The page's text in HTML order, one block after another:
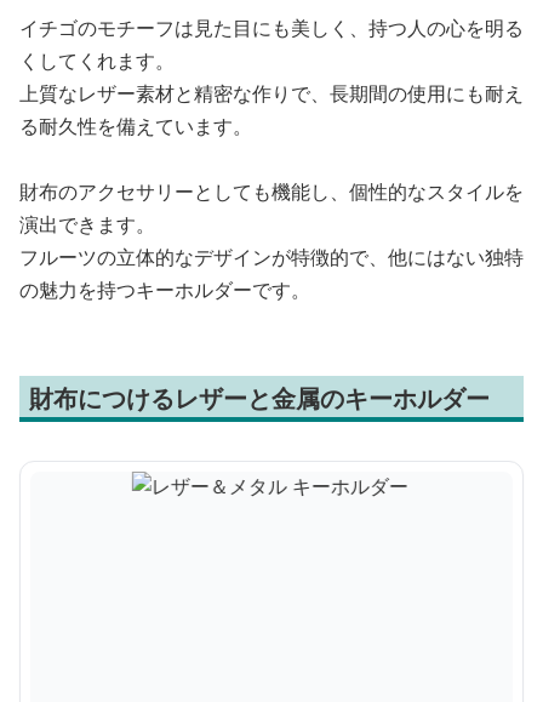
イチゴのモチーフは見た目にも美しく、持つ人の心を明る
くしてくれます。
上質なレザー素材と精密な作りで、長期間の使用にも耐え
る耐久性を備えています。
財布のアクセサリーとしても機能し、個性的なスタイルを
演出できます。
フルーツの立体的なデザインが特徴的で、他にはない独特
の魅力を持つキーホルダーです。
財布につけるレザーと金属のキーホルダー